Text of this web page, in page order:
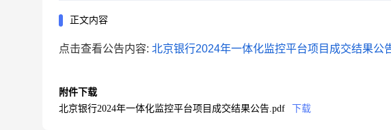
正文内容
点击查看公告内容: 北京银行2024年一体化监控平台项目成交结果公
附件下载
北京银行2024年一体化监控平台项目成交结果公告.pdf
下载